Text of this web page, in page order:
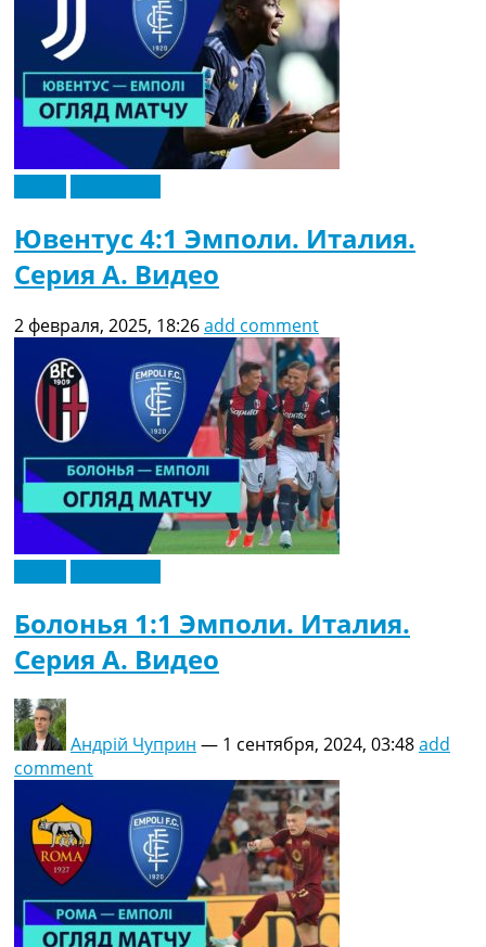
Ювентус 4:1 Эмполи. Италия.
Серия A. Видео
2 февраля, 2025, 18:26add comment
Болонья 1:1 Эмполи. Италия.
Серия A. Видео
Андрій Чуприн — 1 сентября, 2024, 03:48add
comment